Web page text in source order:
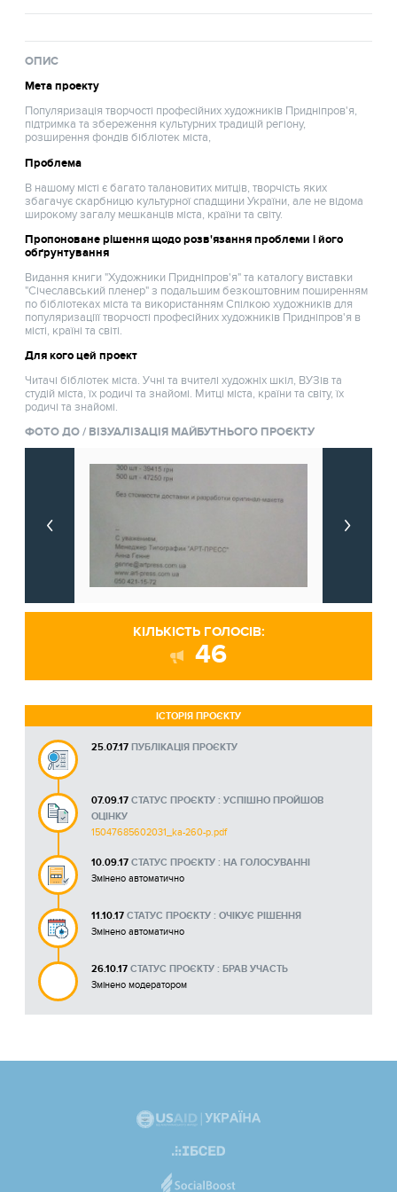
ОПИС
Мета проекту
Популяризація творчості професійних художників Придніпров'я,
підтримка та збереження культурних традицій регіону,
розширення фондів бібліотек міста,
Проблема
В нашому місті є багато талановитих митців, творчість яких
збагачує скарбницю культурної спадщини України, але не відома
широкому загалу мешканців міста, країни та світу.
Пропоноване рішення щодо розв'язання проблеми і його
обґрунтування
Видання книги "Художники Придніпров'я" та каталогу виставки
"Січеславський пленер" з подальшим безкоштовним поширенням
по бібліотеках міста та використанням Спілкою художників для
популяризаціїї творчості професійних художників Придніпров'я в
місті, країні та світі.
Для кого цей проект
Читачі бібліотек міста. Учні та вчителі художніх шкіл, ВУЗів та
студій міста, їх родичі та знайомі. Митці міста, країни та світу, їх
родичі та знайомі.
ФОТО ДО / ВІЗУАЛІЗАЦІЯ МАЙБУТНЬОГО ПРОЄКТУ
КІЛЬКІСТЬ ГОЛОСІВ:
46
ІСТОРІЯ ПРОЄКТУ
25.07.17 ПУБЛІКАЦІЯ ПРОЄКТУ
07.09.17 СТАТУС ПРОЄКТУ : УСПІШНО ПРОЙШОВ
ОЦІНКУ
15047685602031_ka-260-p.pdf
10.09.17 СТАТУС ПРОЄКТУ : НА ГОЛОСУВАННІ
Змінено автоматично
11.10.17 СТАТУС ПРОЄКТУ : ОЧІКУЄ РІШЕННЯ
Змінено автоматично
26.10.17 СТАТУС ПРОЄКТУ : БРАВ УЧАСТЬ
Змінено модератором